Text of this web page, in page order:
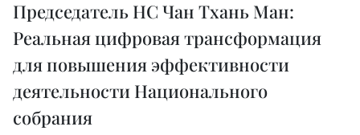
Председатель НС Чан Тхань Ман:
Реальная цифровая трансформация
для повышения эффективности
деятельности Национального
собрания